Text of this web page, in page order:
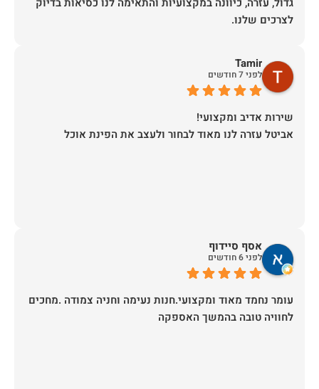
לתאם הגעה, יש לציין שהיו מאוד מתחשבים בלוז הצפוף
כתובת ופרטים ובבוקר שלמחרת הגיע עם כל הסחורה עטופה
Tamir
לפני 7 חודשים
אביטל עזרה לנו מאוד לבחור ולעצב את הפינת אוכל
אסף סיידוף
לפני 6 חודשים
עומר נחמד מאוד ומקצועי.חנות נעימה וחניה צמודה .מחכים
לחוויה טובה בהמשך האספקה